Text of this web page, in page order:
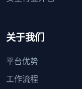
关于我们
平台优势
工作流程